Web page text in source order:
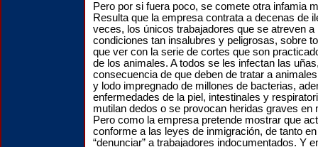
Pero por si fuera poco, se comete otra infamia
Resulta que la empresa contrata a decenas de
veces, los únicos trabajadores que se atreven a
condiciones tan insalubres y peligrosas, sobre
que ver con la serie de cortes que son
de los animales. A todos se les infectan las
consecuencia de que deben de tratar a
y lodo impregnado de millones de bacterias,
enfermedades de la piel, intestinales y
mutilan dedos o se provocan heridas graves en
Pero como la empresa pretende mostrar que
conforme a las leyes de inmigración, de tanto
“denunciar” a trabajadores indocumentados. Y